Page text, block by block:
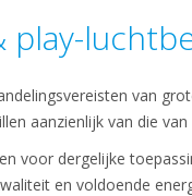
play-
van
aanzienlijk van die
voor dergelijke
en voldoende